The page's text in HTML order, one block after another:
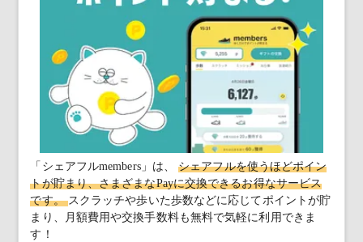
「シェアフルmembers」は、シェアフルを使うほどポイン
トが貯まり、さまざまなPayに交換できるお得なサービス
です。スクラッチや歩いた歩数などに応じてポイントが貯
まり、月額費用や交換手数料も無料で気軽に利用できま
す！